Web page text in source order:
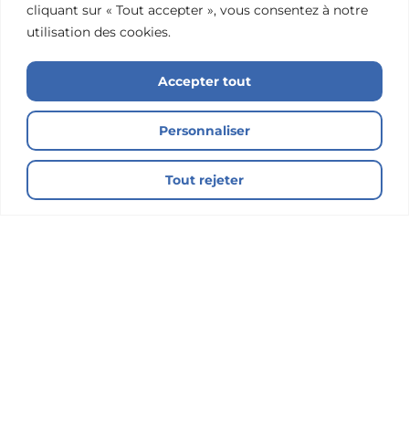
cliquant sur « Tout accepter », vous consentez à notre
utilisation des cookies.
Personnaliser
Tout rejeter
Accepter tout